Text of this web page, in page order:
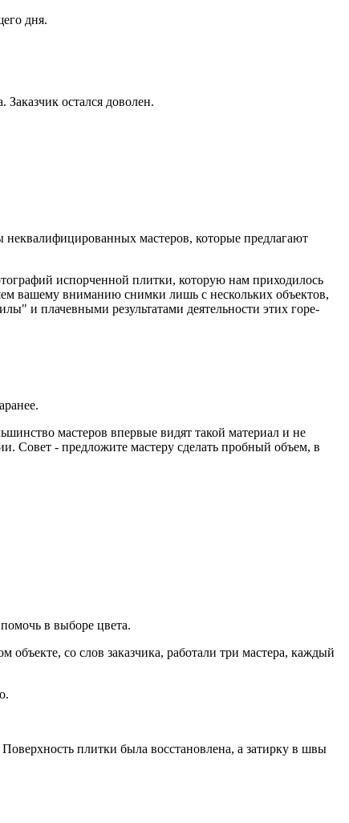
дня.
остался доволен.
неквалифицированных мастеров, которые предлагают
испорченной плитки, которую нам приходилось
вашему вниманию снимки лишь с нескольких объектов,
и плачевными результатами деятельности этих горе-
мастеров впервые видят такой материал и не
Совет - предложите мастеру сделать пробный объем, в
в выборе цвета.
объекте, со слов заказчика, работали три мастера, каждый
плитки была восстановлена, а затирку в швы